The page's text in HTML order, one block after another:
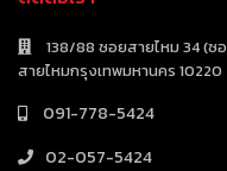
138/88 ซอยสายไหม 34 (ซ
สายไหมกรุงเทพมหานคร 10220
091-778-5424
02-057-5424